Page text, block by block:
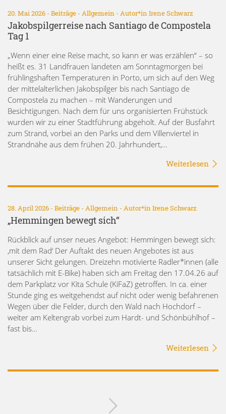
20. Mai 2026 - Beiträge - Allgemein - Autor*in Irene Schwarz
Jakobspilgerreise nach Santiago de Compostela
Tag 1
„Wenn einer eine Reise macht, so kann er was erzählen“ – so
heißt es. 31 Landfrauen landeten am Sonntagmorgen bei
frühlingshaften Temperaturen in Porto, um sich auf den Weg
der mittelalterlichen Jakobspilger bis nach Santiago de
Compostela zu machen – mit Wanderungen und
Besichtigungen. Nach dem für uns organisierten Frühstück
wurden wir zu einer Stadtführung abgeholt. Auf der Busfahrt
zum Strand, vorbei an den Parks und dem Villenviertel in
Strandnähe aus dem frühen 20. Jahrhundert,…
Weiterlesen
28. April 2026 - Beiträge - Allgemein - Autor*in Irene Schwarz
„Hemmingen bewegt sich“
Rückblick auf unser neues Angebot: Hemmingen bewegt sich:
‚mit dem Rad‘ Der Auftakt des neuen Angebotes ist aus
unserer Sicht gelungen. Dreizehn motivierte Radler*innen (alle
tatsächlich mit E-Bike) haben sich am Freitag den 17.04.26 auf
dem Parkplatz vor Kita Schule (KiFaZ) getroffen. In ca. einer
Stunde ging es weitgehendst auf nicht oder wenig befahrenen
Wegen über die Felder, durch den Wald nach Hochdorf –
weiter am Keltengrab vorbei zum Hardt- und Schönbühlhof –
fast bis…
Weiterlesen